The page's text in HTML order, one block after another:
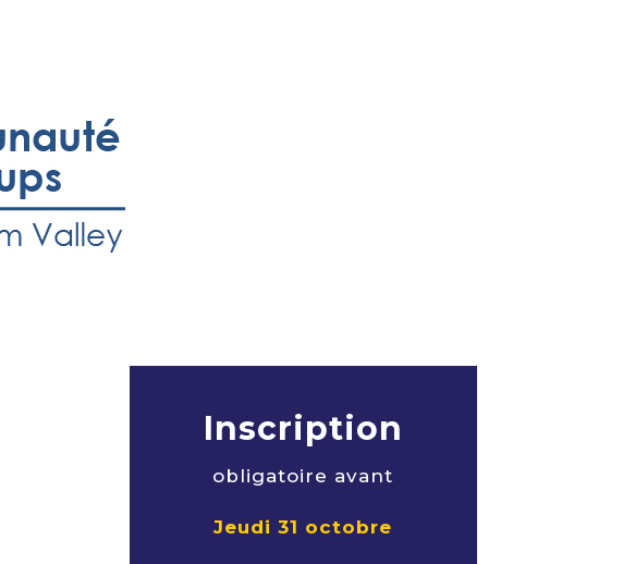
Inscription
obligatoire avant
Jeudi 31 octobre